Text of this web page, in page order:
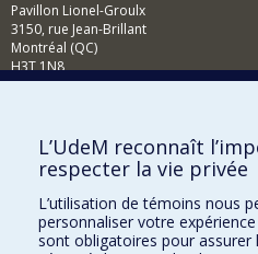
Pavillon Lionel-Groulx
3150, rue Jean-Brillant
Montréal (QC)
H3T 1N8
Comment soutenir la Faculté?
BESOIN D'AIDE?
Plan du site
Signaler une erreur
L’UdeM reconnaît
respecter la vie privée
L’utilisation de témoins nous
personnaliser votre
sont obligatoires pour